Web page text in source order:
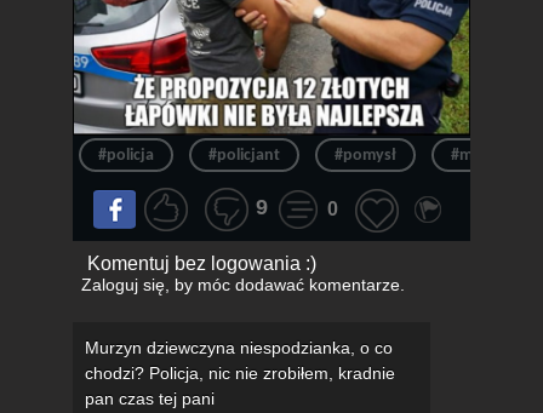
#policja #policjant #pomysł #małpa
9 0
Komentuj bez logowania :)
Zaloguj się, by móc dodawać komentarze.
Murzyn dziewczyna niespodzianka, o co
chodzi? Policja, nic nie zrobiłem, kradnie
pan czas tej pani